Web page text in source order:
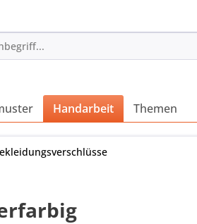
Handarbeit Themen